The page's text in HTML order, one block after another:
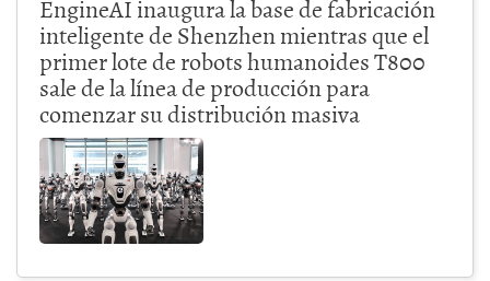
EngineAI inaugura la base de fabricación
inteligente de Shenzhen mientras que el
primer lote de robots humanoides T800
sale de la línea de producción para
comenzar su distribución masiva